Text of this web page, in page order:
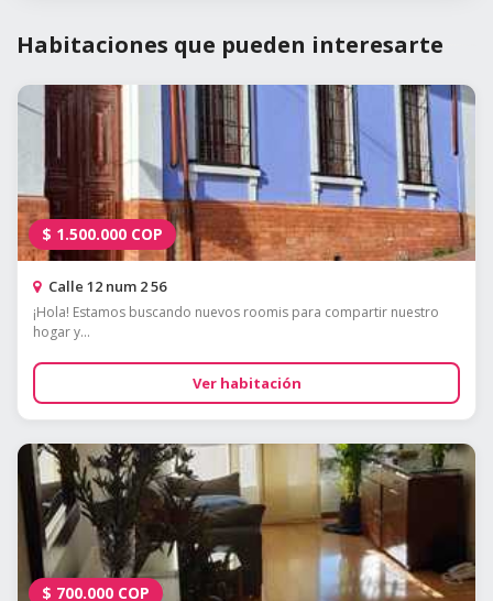
Habitaciones que pueden interesarte
$ 1.500.000 COP
Calle 12 num 2 56
¡Hola! Estamos buscando nuevos roomis para compartir nuestro
hogar y...
Ver habitación
$ 700.000 COP